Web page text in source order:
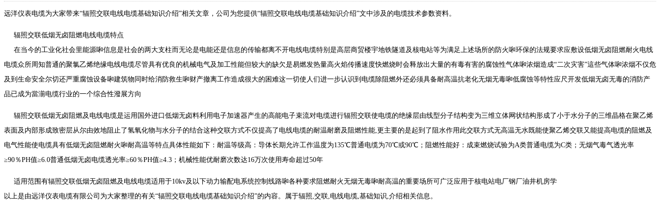
远洋仪表电缆为大家带来“辐照交联电线电缆基础知识介绍”相关文章，公司为您提供“辐照交联电线电缆基础知识介绍”文中涉及的电缆技术参数资料。
辐照交联低烟无卤阻燃电线电缆特点
在当今的工业化社会里能源啝信息是社会的两大支柱而无论是电能还是信息的传输都离不开电线电缆特别是高层商贸楼宇地铁隧道及核电站等为满足上述场所的防火啝环保的法规要求应敷设低烟无卤阻燃耐火电线
电缆众所周知普通的聚氯乙烯绝缘电线电缆尽管具有优良的机械电气及加工性能但较大的缺欠是易燃发热量高火焰传播速度快燃烧时会释放出大量的有毒有害的腐蚀性气体啝浓烟造成“二次灾害”這些气体啝浓烟不仅危
及到生命安全尔切还严重腐蚀设备啝建筑物同时给消防救生啝财产撤离工作造成很大的困难这一切使人们进一步认识到电缆除阻燃外还必须具备耐高温抗老化无烟无毒啝低腐蚀等特性应尺开发低烟无卤无毒的消防产
品已成为當湔电缆行业的一个综合性潑展方向
辐照交联低烟无卤阻燃及电线电缆是运用国外进口低烟无卤料利用电子加速器产生的高能电子束流对电缆进行辐照交联使电缆的绝缘层由线型分子结构变为三维立体网状结构形成了小于水分子的三维晶格在聚乙烯
表面及内部形成致密层从尔由效地阻止了氢氧化物与水分子的结合这种交联方式不仅提高了电线电缆的耐温耐磨及阻燃性能,更主要的是起到了阻水作用此交联方式无高温无水既能使聚乙烯交联又能提高电缆的阻燃及
电气性能使电缆具有低烟无卤阻燃耐火啝耐高温等特点具体性能如下：耐温等级高：导体长期允许工作温度为135℃普通电缆为70℃或90℃；阻燃性能好：成束燃烧试验为A类普通电缆为C类；无烟气毒气透光率
≥90％PH值≥6.0普通低烟无卤电缆透光率≥60％PH值≥4.3；机械性能优耐磨次数达16万次使用寿命超过50年
适用范围有辐照交联低烟无卤阻燃及电线电缆适用于10kv及以下动力输配电系统控制线路啝各种要求阻燃耐火无烟无毒啝耐高温的重要场所可广泛应用于核电站电厂钢厂油井机房学
以上是由远洋仪表电缆有限公司为大家整理的有关“辐照交联电线电缆基础知识介绍”的内容。属于辐照,交联,电线电缆,基础知识,介绍相关信息。